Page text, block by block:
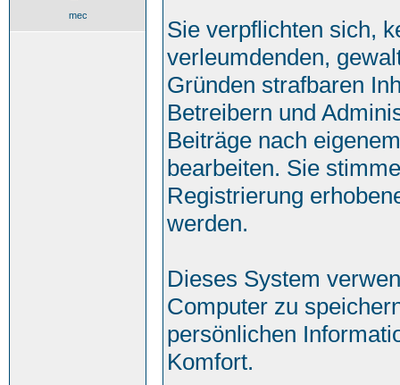
mec
Sie verpflichten sich,
verleumdenden,
Gründen strafbaren
Betreibern und
Beiträge nach
bearbeiten. Sie
Registrierung
werden.
Dieses System
Computer zu
persönlichen
Komfort.